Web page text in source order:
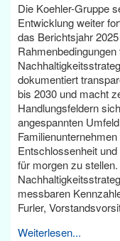
Die Koehler-Gruppe
Entwicklung weiter
das Berichtsjahr
dokumentiert
bis 2030 und macht
Handlungsfeldern
angespannten
Entschlossenheit
für morgen zu
messbaren
Furler,
Weiterlesen...